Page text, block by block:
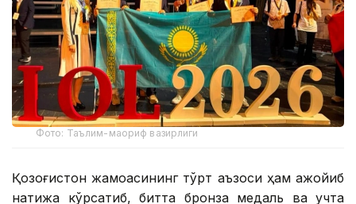
Фото: Таълим-маориф вазирлиги
Қозоғистон жамоасининг тўрт аъзоси ҳам ажойиб
натижа кўрсатиб, битта бронза медаль ва учта